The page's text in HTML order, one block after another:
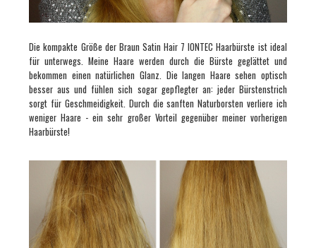
Die kompakte Größe der Braun Satin Hair 7 IONTEC Haarbürste ist ideal
für unterwegs. Meine Haare werden durch die Bürste geglättet und
bekommen einen natürlichen Glanz. Die langen Haare sehen optisch
besser aus und fühlen sich sogar gepflegter an: jeder Bürstenstrich
sorgt für Geschmeidigkeit. Durch die sanften Naturborsten verliere ich
weniger Haare - ein sehr großer Vorteil gegenüber meiner vorherigen
Haarbürste!